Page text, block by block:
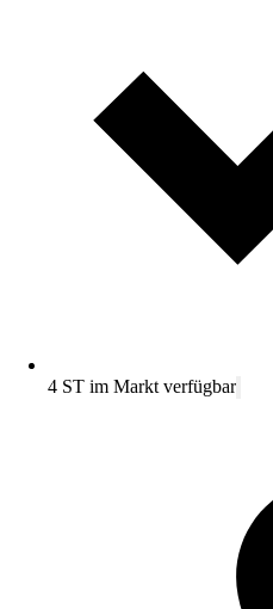
4 ST im Markt verfügbar